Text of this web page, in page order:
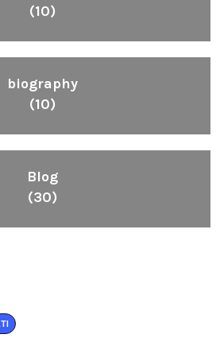
(10)
biography
(10)
Blog
(30)